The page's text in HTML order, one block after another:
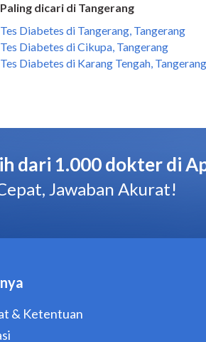
Paling dicari di Tangerang
Tes Diabetes di Tangerang, Tangerang
Tes Diabetes di Cikupa, Tangerang
Tes Diabetes di Karang Tengah, Tangerang